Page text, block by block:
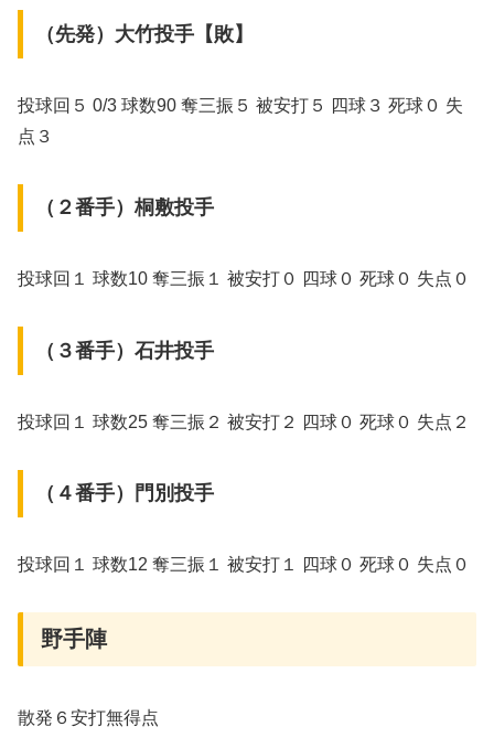
（先発）大竹投手【敗】
投球回５ 0/3 球数90 奪三振５ 被安打５ 四球３ 死球０ 失
点３
（２番手）桐敷投手
投球回１ 球数10 奪三振１ 被安打０ 四球０ 死球０ 失点０
（３番手）石井投手
投球回１ 球数25 奪三振２ 被安打２ 四球０ 死球０ 失点２
（４番手）門別投手
投球回１ 球数12 奪三振１ 被安打１ 四球０ 死球０ 失点０
野手陣
散発６安打無得点